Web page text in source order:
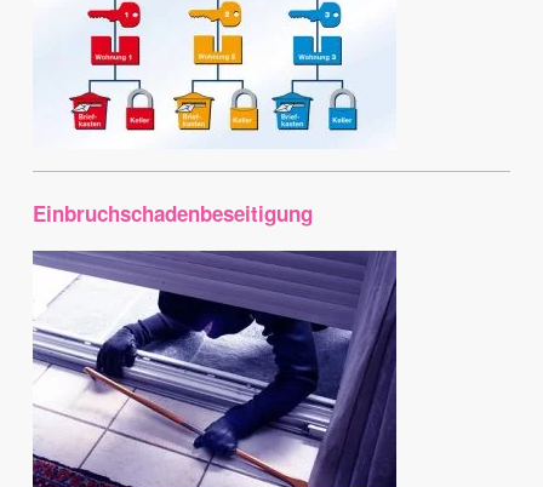
Einbruchschadenbeseitigung